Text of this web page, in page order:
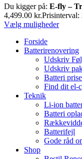
Du kigger på: E-fly –
4,499.00 kr.Prisinterval:
Vælg muligheder
Forside
Batterirenovering
Udskriv
Udskriv
Batteri
Find dit el-
Teknik
Li-ion
Batteri
Batterifejl
Gode råd
Shop